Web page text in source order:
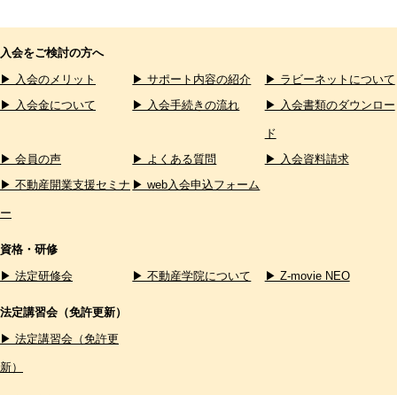
入会をご検討の方へ
▶ 入会のメリット
▶ サポート内容の紹介
▶ ラビーネットについて
▶ 入会金について
▶ 入会手続きの流れ ▶ 入会書類のダウンロー
ド
▶ 会員の声
▶ よくある質問
▶ 入会資料請求
▶ 不動産開業支援セミナ
ー
▶ web入会申込フォーム
資格・研修
▶ 法定研修会
▶ 不動産学院について ▶ Z-movie NEO
法定講習会（免許更新）
▶ 法定講習会（免許更
新）